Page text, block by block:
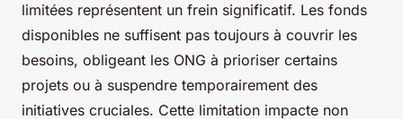
limitées représentent un frein significatif. Les fonds
disponibles ne suffisent pas toujours à couvrir les
besoins, obligeant les ONG à prioriser certains
projets ou à suspendre temporairement des
initiatives cruciales. Cette limitation impacte non